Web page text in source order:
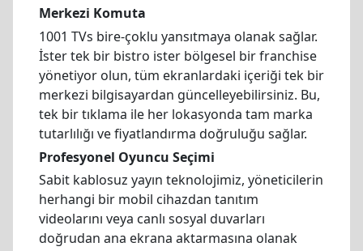
Merkezi Komuta
1001 TVs bire-çoklu yansıtmaya olanak sağlar.
İster tek bir bistro ister bölgesel bir franchise
yönetiyor olun, tüm ekranlardaki içeriği tek bir
merkezi bilgisayardan güncelleyebilirsiniz. Bu,
tek bir tıklama ile her lokasyonda tam marka
tutarlılığı ve fiyatlandırma doğruluğu sağlar.
Profesyonel Oyuncu Seçimi
Sabit kablosuz yayın teknolojimiz, yöneticilerin
herhangi bir mobil cihazdan tanıtım
videolarını veya canlı sosyal duvarları
doğrudan ana ekrana aktarmasına olanak